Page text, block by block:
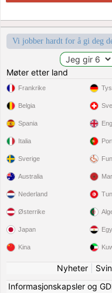
Vi jobber hardt for å gi deg
Møter etter land
Frankrike
Belgia
Spania
Italia
Sverige
Australia
Nederland
Østerrike
Japan
Kina
Nyheter|
Informasjonskapsler og